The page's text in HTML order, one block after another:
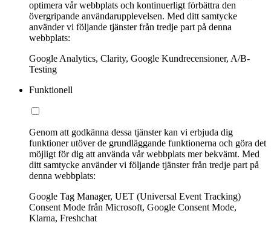
optimera vår webbplats och kontinuerligt förbättra den
övergripande användarupplevelsen. Med ditt samtycke
använder vi följande tjänster från tredje part på denna
webbplats:
Google Analytics, Clarity, Google Kundrecensioner, A/B-
Testing
Funktionell
Genom att godkänna dessa tjänster kan vi erbjuda dig
funktioner utöver de grundläggande funktionerna och göra det
möjligt för dig att använda vår webbplats mer bekvämt. Med
ditt samtycke använder vi följande tjänster från tredje part på
denna webbplats:
Google Tag Manager, UET (Universal Event Tracking)
Consent Mode från Microsoft, Google Consent Mode,
Klarna, Freshchat